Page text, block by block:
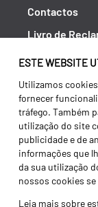
ESTE WEBSITE
Utilizamos
fornecer
tráfego. Também
utilização do site
publicidade e de
informações que
da sua utilização
nossos cookies
Leia mais sobre
Contactos
Livro de
Política de
Canal de
Termos e